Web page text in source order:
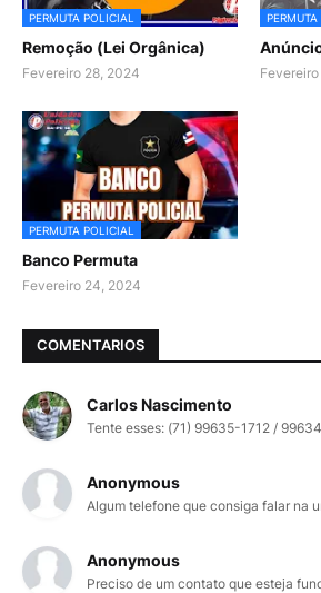
PERMUTA POLICIAL
Remoção (Lei Orgânica)
Fevereiro 28, 2024
PERMUTA
PERMUTA POLICIAL
Banco Permuta
Fevereiro 24, 2024
COMENTARIOS
Carlos Nascimento
Tente esses: (71) 99635-1712 /
Anonymous
Algum telefone que consiga falar na
Anonymous
Preciso de um contato que esteja